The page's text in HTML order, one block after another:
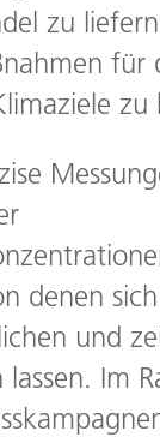
zu
für
denen
und
lassen. Im